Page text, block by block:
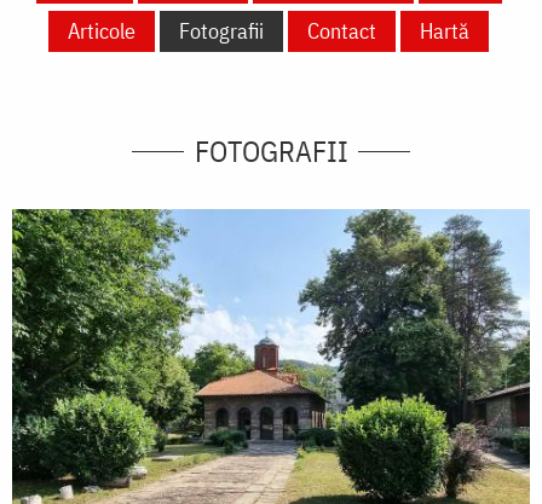
Articole
Fotografii Contact Hartă
FOTOGRAFII